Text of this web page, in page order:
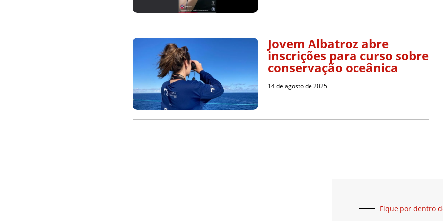
Jovem Albatroz abre
inscrições para curso sobre
conservação oceânica
14 de agosto de 2025
Fique por dentro